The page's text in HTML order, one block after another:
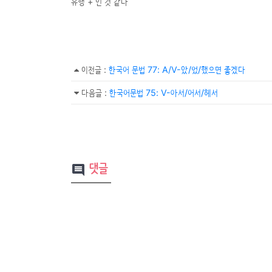
이전글 : 한국어 문법 77: A/V-았/었/했으면 좋겠다
다음글 : 한국어문법 75: V-아서/어서/헤서
comment 댓글